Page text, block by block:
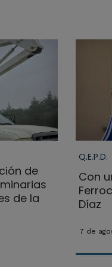
de
de la
Q.E.P.D.
Con
Díaz
7 de